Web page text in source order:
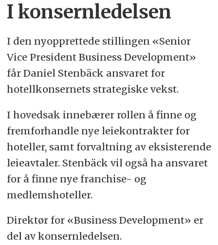
I konsernledelsen
I den nyopprettede stillingen «Senior
Vice President Business Development»
får Daniel Stenbäck ansvaret for
hotellkonsernets strategiske vekst.
I hovedsak innebærer rollen å finne og
fremforhandle nye leiekontrakter for
hoteller, samt forvaltning av eksisterende
leieavtaler. Stenbäck vil også ha ansvaret
for å finne nye franchise- og
medlemshoteller.
Direktør for «Business Development» er
del av konsernledelsen.